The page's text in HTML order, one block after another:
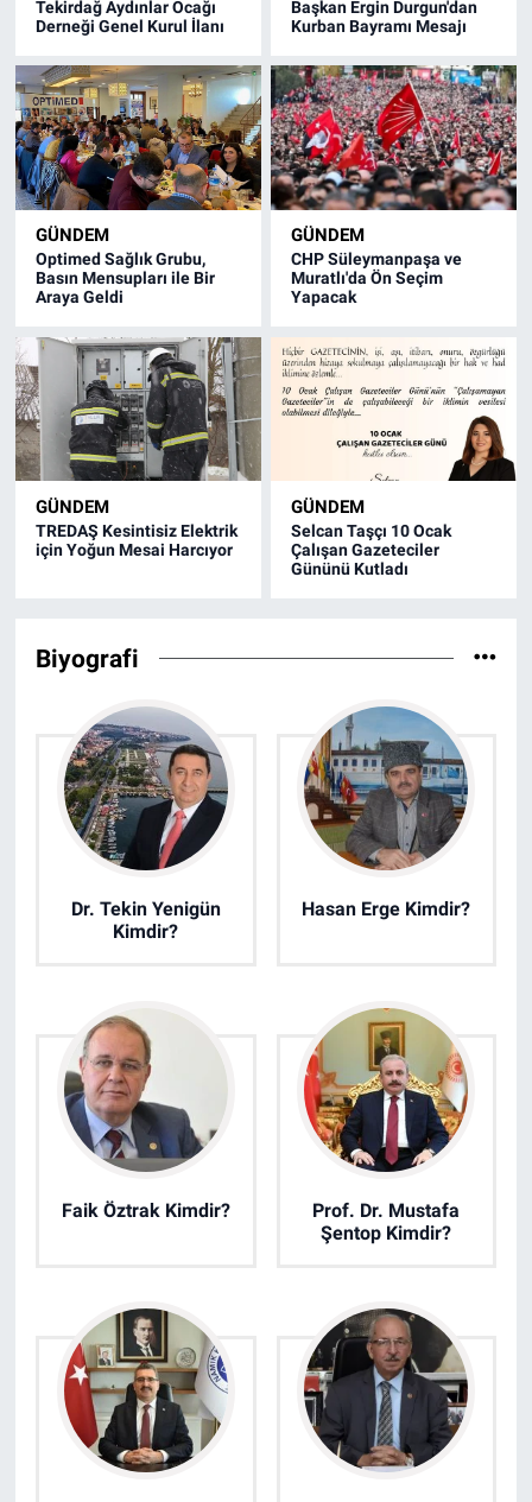
Tekirdağ Aydınlar Ocağı
Derneği Genel Kurul İlanı
Başkan Ergin Durgun'dan
Kurban Bayramı Mesajı
GÜNDEM
Optimed Sağlık Grubu,
Basın Mensupları ile Bir
Araya Geldi
GÜNDEM
CHP Süleymanpaşa ve
Muratlı'da Ön Seçim
Yapacak
GÜNDEM
TREDAŞ Kesintisiz Elektrik
için Yoğun Mesai Harcıyor
GÜNDEM
Selcan Taşçı 10 Ocak
Çalışan Gazeteciler
Gününü Kutladı
Biyografi
Dr. Tekin Yenigün
Kimdir?
Hasan Erge Kimdir?
Faik Öztrak Kimdir?
Prof. Dr. Mustafa
Şentop Kimdir?